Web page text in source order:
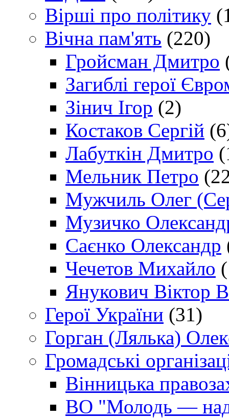
Вірші про політику
Вічна пам'ять (220)
Гройсман Дмитро
Загиблі герої
Зінич Ігор (2)
Костаков Сергій
Лабуткін Дмитро
Мельник Петро
Мужчиль Олег
Музичко
Саєнко Олександр
Чечетов Михайло
Янукович Віктор
Герої України (31)
Горган (Лялька)
Громадські
Вінницька
ВО "Молодь —